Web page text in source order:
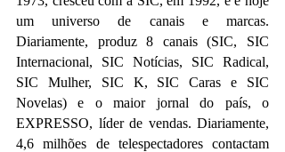
um universo de canais e marcas.
Diariamente, produz 8 canais (SIC, SIC
Internacional, SIC Notícias, SIC Radical,
SIC Mulher, SIC K, SIC Caras e SIC
Novelas) e o maior jornal do país, o
EXPRESSO, líder de vendas. Diariamente,
4,6 milhões de telespectadores contactam